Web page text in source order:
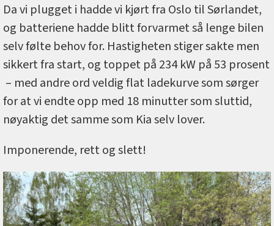
Da vi plugget i hadde vi kjørt fra Oslo til Sørlandet,
og batteriene hadde blitt forvarmet så lenge bilen
selv følte behov for. Hastigheten stiger sakte men
sikkert fra start, og toppet på 234 kW på 53 prosent
– med andre ord veldig flat ladekurve som sørger
for at vi endte opp med 18 minutter som sluttid,
nøyaktig det samme som Kia selv lover.
Imponerende, rett og slett!